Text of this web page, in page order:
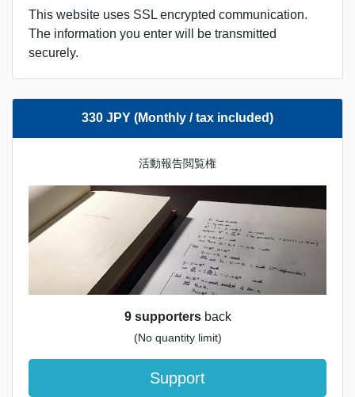
This website uses SSL encrypted communication.
The information you enter will be transmitted
securely.
330 JPY (Monthly / tax included)
活動報告閲覧権
9 supportersback
(No quantity limit)
Support